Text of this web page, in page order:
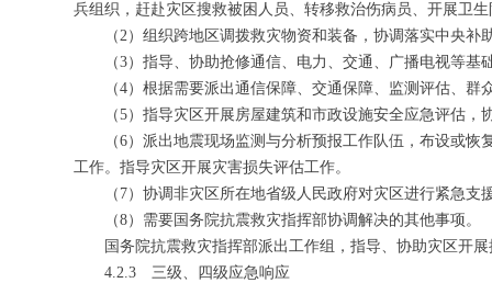
兵组织，赶赴灾区搜救被困人员、转移救治伤病员、开展卫
（2）组织跨地区调拨救灾物资和装备，协调落实中央补
（3）指导、协助抢修通信、电力、交通、广播电视等基
（4）根据需要派出通信保障、交通保障、监测评估、
（5）指导灾区开展房屋建筑和市政设施安全应急评估
（6）派出地震现场监测与分析预报工作队伍，布设或
工作。指导灾区开展灾害损失评估工作。
（7）协调非灾区所在地省级人民政府对灾区进行紧急支
（8）需要国务院抗震救灾指挥部协调解决的其他事项。
国务院抗震救灾指挥部派出工作组，指导、协助灾区开
4.2.3 三级、四级应急响应